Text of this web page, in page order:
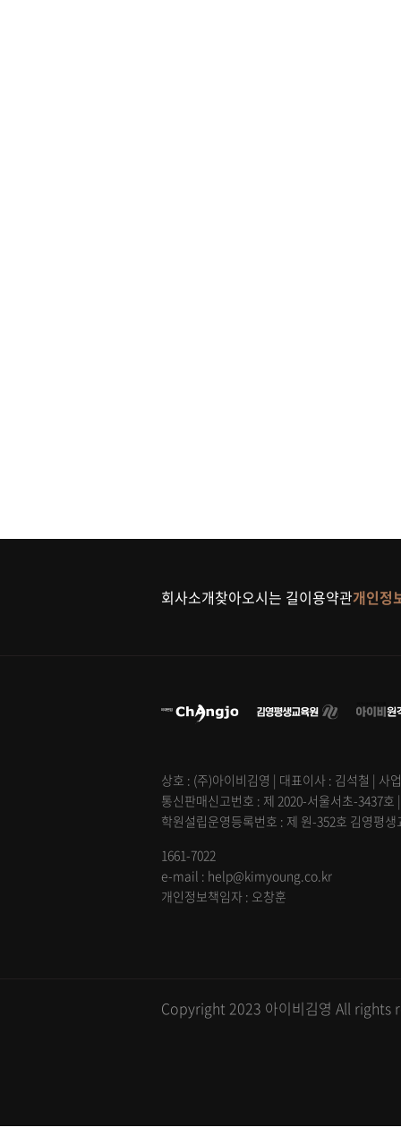
회사소개찾아오시는 길이용약관개인정
상호 : (주)아이비김영 | 대표이사 : 김석철 | 사
통신판매신고번호 : 제 2020-서울서초-3437
학원설립운영등록번호 : 제 원-352호 김영평
1661-7022
e-mail : help@kimyoung.co.kr
개인정보책임자 : 오창훈
Copyright 2023 아이비김영 All rights